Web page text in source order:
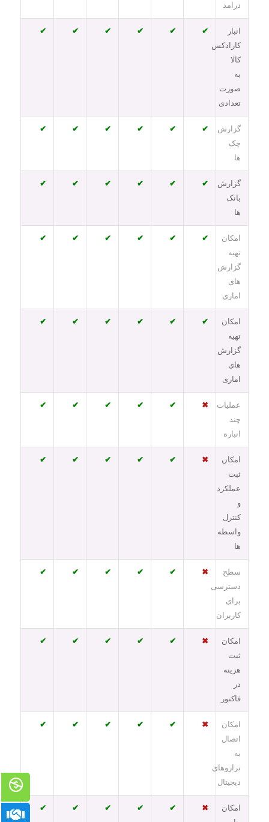
درامد
انبار
کارادکس
کالا
به
صورت
تعدادی
✔
✔
✔
✔
✔
✔
گزارش
چک
ها
✔
✔
✔
✔
✔
✔
گزارش
بانک
ها
✔
✔
✔
✔
✔
✔
امکان
تهیه
گزارش
های
اماری
✔
✔
✔
✔
✔
✔
امکان
تهیه
گزارش
های
اماری
✔
✔
✔
✔
✔
✔
عملیات
چند
انباره
✖
✔
✔
✔
✔
✔
امکان
ثبت
عملکرد
و
کنترل
واسطه
ها
✖
✔
✔
✔
✔
✔
سطح
دسترسی
برای
کاربران
✖
✔
✔
✔
✔
✔
امکان
ثبت
هزینه
در
فاکتور
✖
✔
✔
✔
✔
✔
امکان
اتصال
به
ترازوهای
دیجیتال
✖
✔
✔
✔
✔
✔
امکان
✖
✔
✔
✔
✔
✔